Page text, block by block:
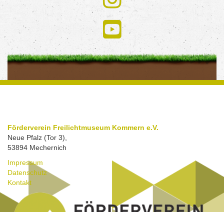
Förderverein Freilichtmuseum Kommern e.V.
Neue Pfalz (Tor 3),
53894 Mechernich
Impressum
Datenschutz
Kontakt